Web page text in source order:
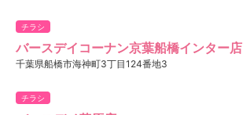
チラシ
バースデイコーナン京葉船橋インター店
千葉県船橋市海神町3丁目124番地3
チラシ